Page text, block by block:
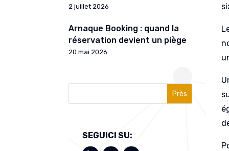
2 juillet 2026
Arnaque Booking : quand la
réservation devient un piège
20 mai 2026
Près
SEGUICI SU: